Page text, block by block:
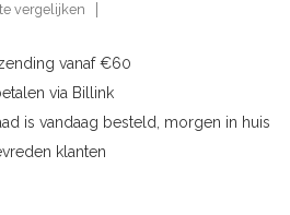
vergelijken
vanaf €60
via Billink
is vandaag besteld, morgen in huis
klanten